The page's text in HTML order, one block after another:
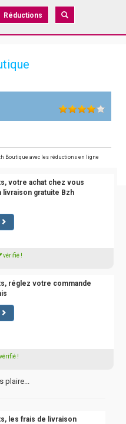
Réductions
Boutique avec les réductions en ligne
votre achat chez vous
livraison gratuite Bzh
vérifié !
réglez votre commande
!
plaire...
les frais de livraison